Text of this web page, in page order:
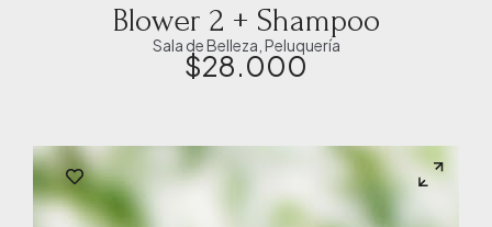
Blower 2 + Shampoo
Sala de Belleza Peluquería
$28.000